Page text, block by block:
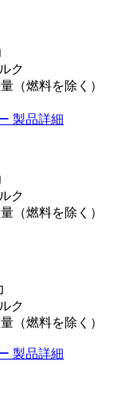
ク
（燃料を除く）
製品詳細
ク
（燃料を除く）
ク
（燃料を除く）
製品詳細